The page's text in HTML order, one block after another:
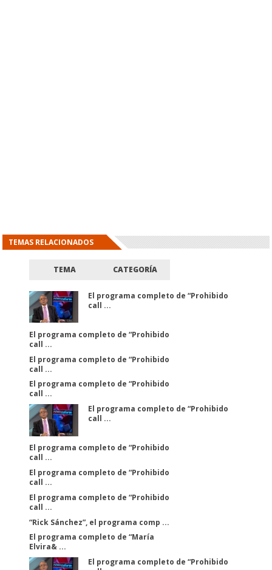
TEMAS RELACIONADOS
TEMA CATEGORÍA
El programa completo de “Prohibido
call ...
El programa completo de “Prohibido
call ...
El programa completo de “Prohibido
call ...
El programa completo de “Prohibido
call ...
El programa completo de “Prohibido
call ...
El programa completo de “Prohibido
call ...
El programa completo de “Prohibido
call ...
El programa completo de “Prohibido
call ...
“Rick Sánchez”, el programa comp ...
El programa completo de “María
Elvira& ...
El programa completo de “Prohibido